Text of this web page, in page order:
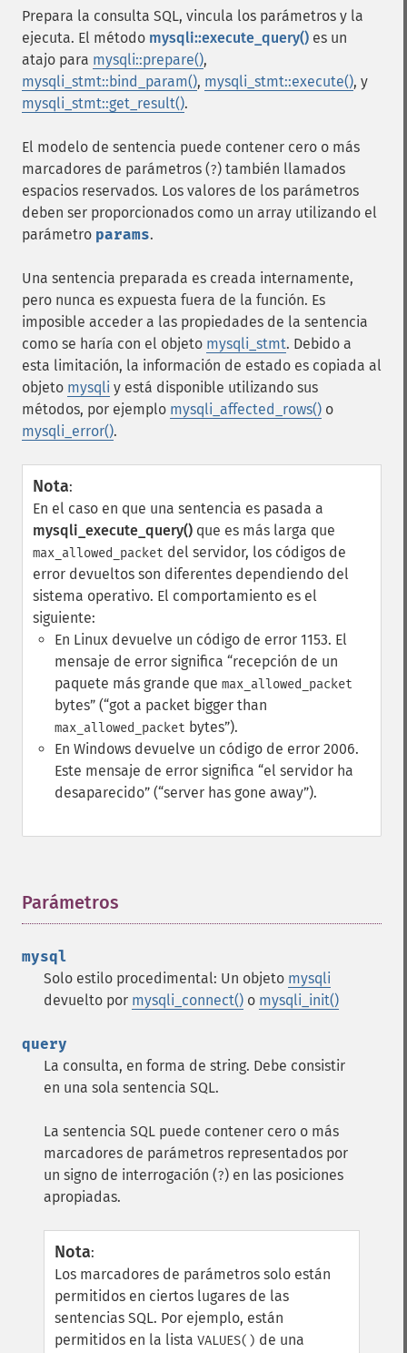
Prepara la consulta SQL, vincula los parámetros y la
ejecuta. El método mysqli::execute_query() es un
atajo para mysqli::prepare(),
mysqli_stmt::bind_param(), mysqli_stmt::execute(), y
mysqli_stmt::get_result().
El modelo de sentencia puede contener cero o más
marcadores de parámetros (?) también llamados
espacios reservados. Los valores de los parámetros
deben ser proporcionados como un array utilizando el
parámetro params.
Una sentencia preparada es creada internamente,
pero nunca es expuesta fuera de la función. Es
imposible acceder a las propiedades de la sentencia
como se haría con el objeto mysqli_stmt. Debido a
esta limitación, la información de estado es copiada al
objeto mysqli y está disponible utilizando sus
métodos, por ejemplo mysqli_affected_rows() o
mysqli_error().
Nota:
En el caso en que una sentencia es pasada a
mysqli_execute_query() que es más larga que
max_allowed_packet del servidor, los códigos de
error devueltos son diferentes dependiendo del
sistema operativo. El comportamiento es el
siguiente:
En Linux devuelve un código de error 1153. El
mensaje de error significa
recepción de un
paquete más grande que max_allowed_packet
bytes ( got a packet bigger than
max_allowed_packet bytes ).
En Windows devuelve un código de error 2006.
Este mensaje de error significa
el servidor ha
desaparecido ( server has gone away ).
Parámetros
mysql
Solo estilo procedimental: Un objeto mysqli
devuelto por mysqli_connect() o mysqli_init()
query
La consulta, en forma de string. Debe consistir
en una sola sentencia SQL.
La sentencia SQL puede contener cero o más
marcadores de parámetros representados por
un signo de interrogación (?) en las posiciones
apropiadas.
Nota:
Los marcadores de parámetros solo están
permitidos en ciertos lugares de las
sentencias SQL. Por ejemplo, están
permitidos en la lista VALUES() de una